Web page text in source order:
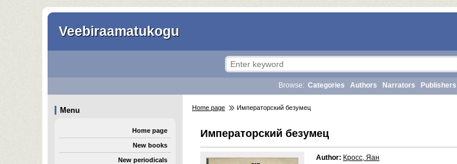
Veebiraamatukogu
Browse: Categories Authors Narrators Publishers
Menu
Home page
New books
New periodicals
Home page Императорский безумец
Императорский безумец
Author: Кросс, Яан